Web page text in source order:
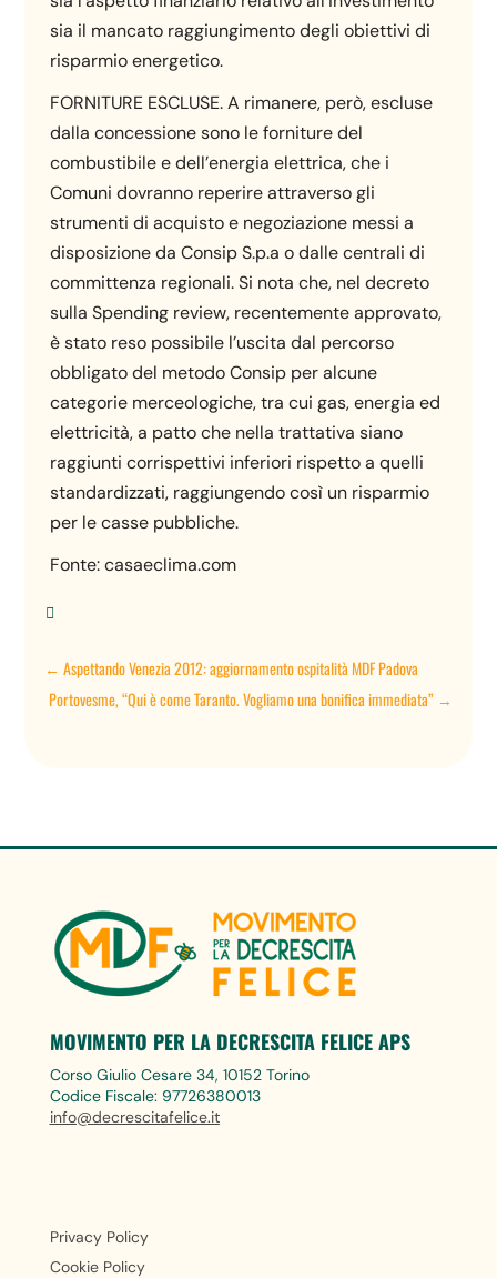
sia il mancato raggiungimento degli obiettivi di
risparmio energetico.
FORNITURE ESCLUSE. A rimanere, però, escluse
dalla concessione sono le forniture del
combustibile e dell’energia elettrica, che i
Comuni dovranno reperire attraverso gli
strumenti di acquisto e negoziazione messi a
disposizione da Consip S.p.a o dalle centrali di
committenza regionali. Si nota che, nel decreto
sulla Spending review, recentemente approvato,
è stato reso possibile l’uscita dal percorso
obbligato del metodo Consip per alcune
categorie merceologiche, tra cui gas, energia ed
elettricità, a patto che nella trattativa siano
raggiunti corrispettivi inferiori rispetto a quelli
standardizzati, raggiungendo così un risparmio
per le casse pubbliche.
Fonte: casaeclima.com

←Aspettando Venezia 2012: aggiornamento ospitalità MDF Padova
Portovesme, “Qui è come Taranto. Vogliamo una bonifica immediata”→
MOVIMENTO PER LA DECRESCITA FELICE APS
Corso Giulio Cesare 34, 10152 Torino
Codice Fiscale: 97726380013
info@decrescitafelice.it
Privacy Policy
Cookie Policy